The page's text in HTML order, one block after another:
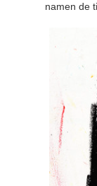
namen de